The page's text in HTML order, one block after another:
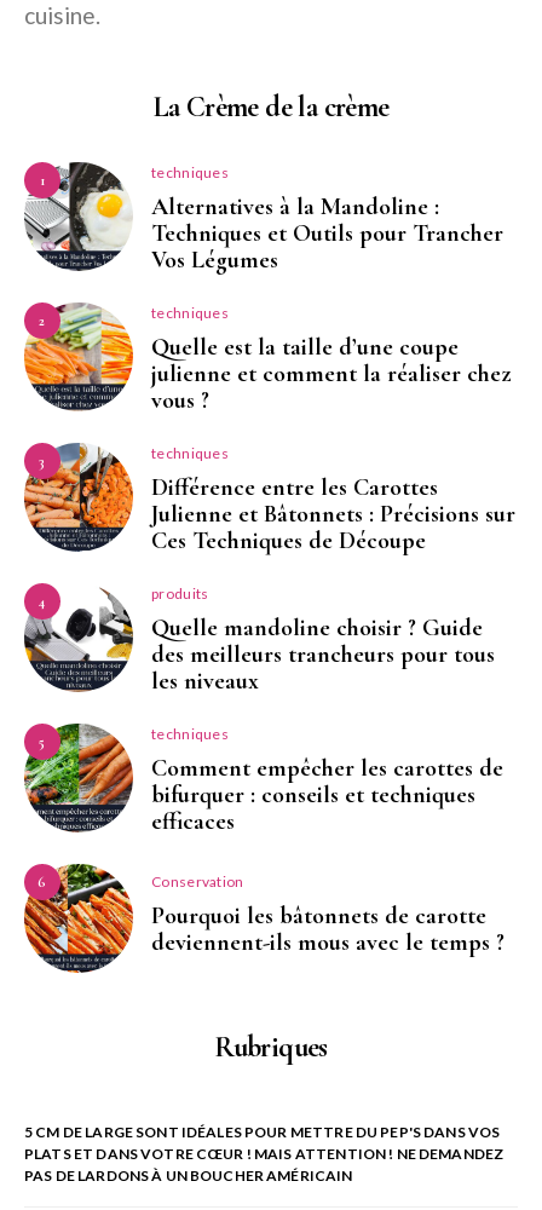
cuisine.
La Crème de la crème
1 techniques
Alternatives à la Mandoline :
Techniques et Outils pour Trancher
Vos Légumes
2 techniques
Quelle est la taille d’une coupe
julienne et comment la réaliser chez
vous ?
3 techniques
Différence entre les Carottes
Julienne et Bâtonnets : Précisions sur
Ces Techniques de Découpe
4 produits
Quelle mandoline choisir ? Guide
des meilleurs trancheurs pour tous
les niveaux
5 techniques
Comment empêcher les carottes de
bifurquer : conseils et techniques
efficaces
6 Conservation
Pourquoi les bâtonnets de carotte
deviennent-ils mous avec le temps ?
Rubriques
5 CM DE LARGE SONT IDÉALES POUR METTRE DU PEP'S DANS VOS
PLATS ET DANS VOTRE CŒUR ! MAIS ATTENTION ! NE DEMANDEZ
PAS DE LARDONS À UN BOUCHER AMÉRICAIN